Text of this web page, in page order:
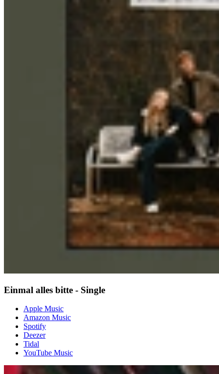
Einmal alles bitte - Single
Apple Music
Amazon Music
Spotify
Deezer
Tidal
YouTube Music